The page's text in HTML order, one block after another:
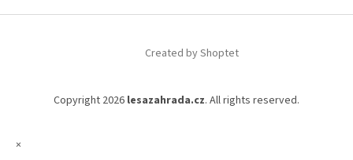
Created by Shoptet
Copyright 2026 lesazahrada.cz. All rights reserved.
×